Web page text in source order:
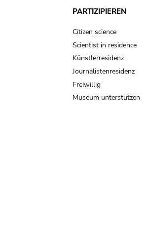
PARTIZIPIEREN
Citizen science
Scientist in residence
Künstlerresidenz
Journalistenresidenz
Freiwillig
Museum unterstützen